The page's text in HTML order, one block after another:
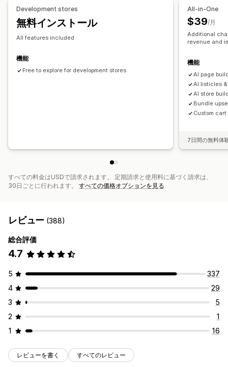
編集ツール
要素
インポートとエクスポート
ページの保存
ページの下書き
カスタムフォント
インサイトとヒント
アクティビティログ
Development stores
無料インストール
All features included
機能
Free to explore for development stores
All-in-One
$39/月
Additional
revenue and
機能
Al page
Al listicles
AI store
Bundle
Custom
7日間の無料体
すべての料金はUSDで請求されます。 定期請求と使用料に基づく請求は、
30日ごとに行われます。 すべての価格オプションを見る
レビュー (388)
総合評価
4.7
5
337
4
29
3
5
2
1
1
16
レビューを書く すべてのレビュー